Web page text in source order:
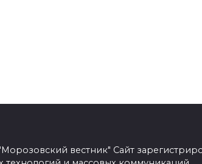
вестник" Сайт